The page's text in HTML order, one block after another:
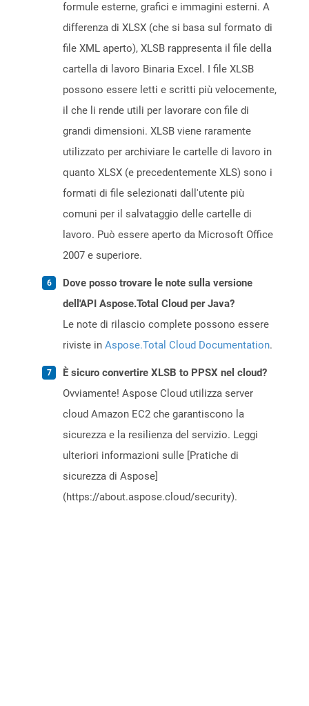
formule esterne, grafici e immagini esterni. A
differenza di XLSX (che si basa sul formato di
file XML aperto), XLSB rappresenta il file della
cartella di lavoro Binaria Excel. I file XLSB
possono essere letti e scritti più velocemente,
il che li rende utili per lavorare con file di
grandi dimensioni. XLSB viene raramente
utilizzato per archiviare le cartelle di lavoro in
quanto XLSX (e precedentemente XLS) sono i
formati di file selezionati dall'utente più
comuni per il salvataggio delle cartelle di
lavoro. Può essere aperto da Microsoft Office
2007 e superiore.
Dove posso trovare le note sulla versione
dell'API Aspose.Total Cloud per Java?
Le note di rilascio complete possono essere
riviste in Aspose.Total Cloud Documentation.
È sicuro convertire XLSB to PPSX nel cloud?
Ovviamente! Aspose Cloud utilizza server
cloud Amazon EC2 che garantiscono la
sicurezza e la resilienza del servizio. Leggi
ulteriori informazioni sulle [Pratiche di
sicurezza di Aspose]
(https://about.aspose.cloud/security).